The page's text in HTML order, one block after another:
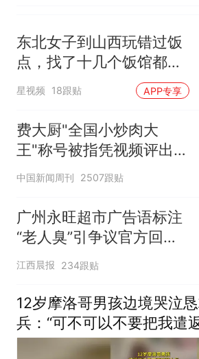
东北女子到山西玩错过饭
点，找了十几个饭馆都没
开门：午休到几点
星视频 18跟贴 APP专享
费大厨"全国小炒肉大
王"称号被指凭视频评出
官方回应
中国新闻周刊 2507跟贴
广州永旺超市广告语标注
“老人臭”引争议官方回
应：统一上报反馈，门店
核实完毕后会回电
江西晨报 234跟贴
12岁摩洛哥男孩边境哭泣
兵：“可不可以不要把我遣